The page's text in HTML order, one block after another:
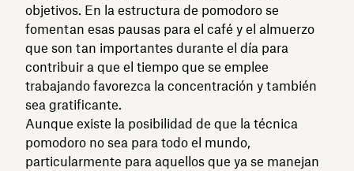
objetivos. En la estructura de pomodoro se
fomentan esas pausas para el café y el almuerzo
que son tan importantes durante el día para
contribuir a que el tiempo que se emplee
trabajando favorezca la concentración y también
sea gratificante.
Aunque existe la posibilidad de que la técnica
pomodoro no sea para todo el mundo,
particularmente para aquellos que ya se manejan